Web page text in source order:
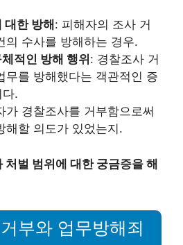
대한 방해: 피해자의 조사 거
의 수사를 방해하는 경우.
적인 방해 행위 : 경찰조사 거
무를 방해했다는 객관적인 증
.
가 경찰조사를 거부함으로써
해할 의도가 있었는지.
처벌 범위에 대한 궁금증을 해
부와 업무방해죄